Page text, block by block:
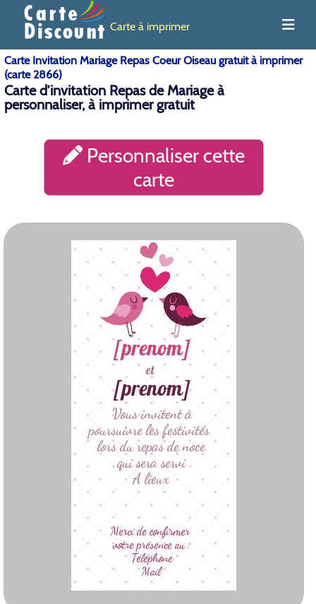
Carte à imprimer
Carte Invitation Mariage Repas Coeur Oiseau gratuit à imprimer
(carte 2866)
Carte d’invitation Repas de Mariage à
personnaliser, à imprimer gratuit
Personnaliser cette
carte